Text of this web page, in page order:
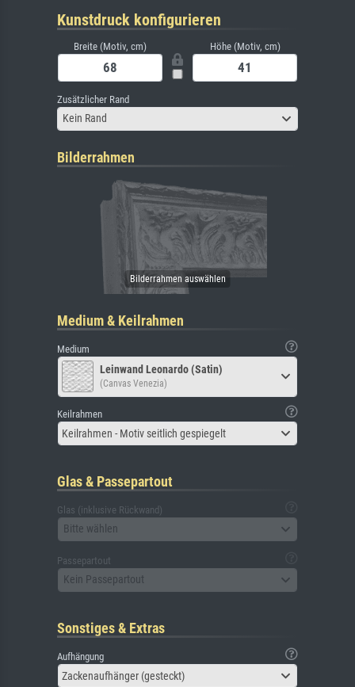
Kunstdruck konfigurieren
Breite (Motiv, cm) Höhe (Motiv, cm)
Zusätzlicher Rand
Kein Rand
Bilderrahmen
Medium & Keilrahmen
Medium
Leinwand Leonardo (Satin)
(Canvas Venezia)
Keilrahmen
Keilrahmen - Motiv seitlich gespiegelt
Glas & Passepartout
Glas (inklusive Rückwand)
Bitte wählen
Passepartout
Kein Passepartout
Sonstiges & Extras
Aufhängung
Zackenaufhänger (gesteckt)